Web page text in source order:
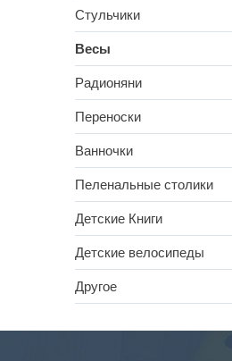
Стульчики
Весы
Радионяни
Переноски
Ванночки
Пеленальные столики
Детские Книги
Детские велосипеды
Другое